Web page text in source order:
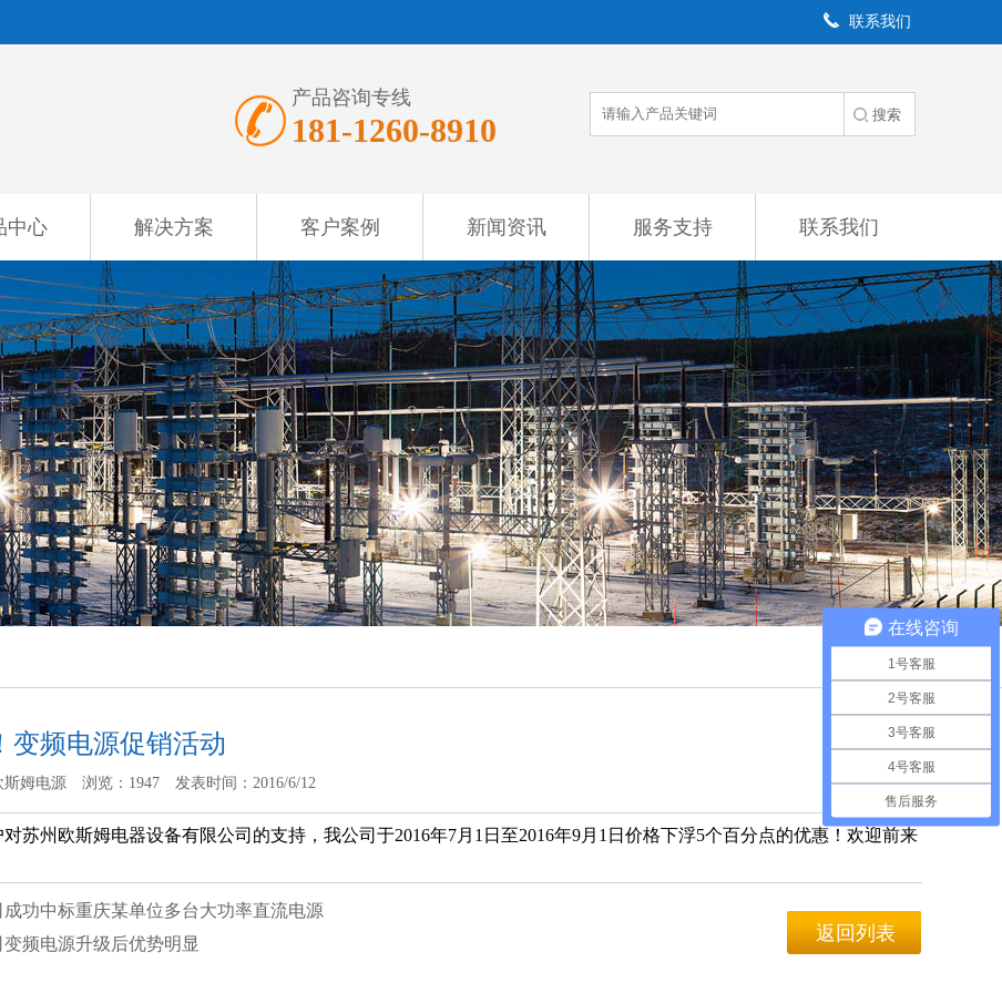
联系我们
产品咨询专线
181-1260-8910
中心 解决方案 客户案例 新闻资讯 服务支持 联系我们
变频电源促销活动
斯姆电源 浏览：1947 发表时间：2016/6/12
苏州欧斯姆电器设备有限公司的支持，我公司于2016年7月1日至2016年9月1日价格下浮5个百分点的优惠！欢迎前来
成功中标重庆某单位多台大功率直流电源
频电源升级后优势明显
返回列表
在线咨询
1号客服
2号客服
3号客服
4号客服
售后服务